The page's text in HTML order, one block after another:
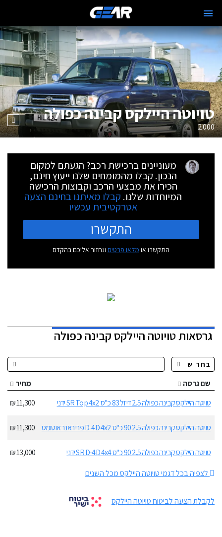
טויוטה היילקס קבינה כפולה
2000
מעוניינים ברכישת רכב? הגעתם למקום
הנכון. קבלו מהמומחים שלנו ייעוץ חינם,
הכירו את מבצעי הרכב וקבוצות הרכישה
המיוחדות שלנו. קבלו מאיתנו בחינם הצעה
אטרקטיבית עכשיו
התקשרו
התקשרו או מלאו פרטים ונחזור אליכם בהקדם
גרסאות טויוטה היילקס קבינה כפולה
שם גרסה
מחיר
טויוטה היילקס קבינה כפולה 2.5 דיזל 83 כ"ס SR Top 4x2 ידני
11,300 ₪
טויוטה היילקס קבינה כפולה 2.5 90 כ"ס D-4D 4x2 פרי ראנר אוטומט 11,300 ₪
טויוטה היילקס קבינה כפולה 2.5 90 כ"ס SR D-4D 4x4 ידני
13,000 ₪
לצפיה בכל דגמי טויוטה היילקס מכל השנים
לקבלת הצעה לביטוח טויוטה היילקס